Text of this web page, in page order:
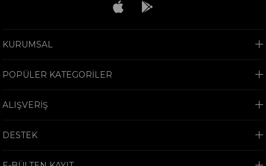
KURUMSAL
POPÜLER KATEGORİLER
ALIŞVERİŞ
DESTEK